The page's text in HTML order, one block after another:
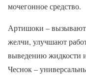
мочегонное средство.
Артишоки – вызывают
желчи, улучшают
выведению жидкости
Чеснок –